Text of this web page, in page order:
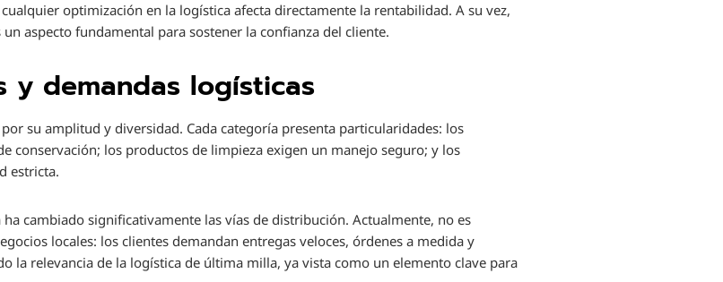
optimización en la logística afecta directamente la rentabilidad. A su vez,
aspecto fundamental para sostener la confianza del cliente.
y demandas logísticas
su amplitud y diversidad. Cada categoría presenta particularidades: los
conservación; los productos de limpieza exigen un manejo seguro; y los
estricta.
cambiado significativamente las vías de distribución. Actualmente, no es
locales: los clientes demandan entregas veloces, órdenes a medida y
la relevancia de la logística de última milla, ya vista como un elemento clave para